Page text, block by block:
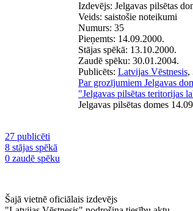
Izdevējs: Jelgavas pilsētas
Veids: saistošie noteikumi
Numurs: 35
Pieņemts: 14.09.2000.
Stājas spēkā: 13.10.2000.
Zaudē spēku: 30.01.2004.
Publicēts: Latvijas Vēstnesis,
Par grozījumiem Jelgavas
"Jelgavas pilsētas teritorijas
Jelgavas pilsētas domes
27 publicēti
8 stājas spēkā
0 zaudē spēku
Šajā vietnē oficiālais izdevējs